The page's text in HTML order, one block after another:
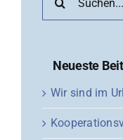
nach:
Neueste
Wir sind im